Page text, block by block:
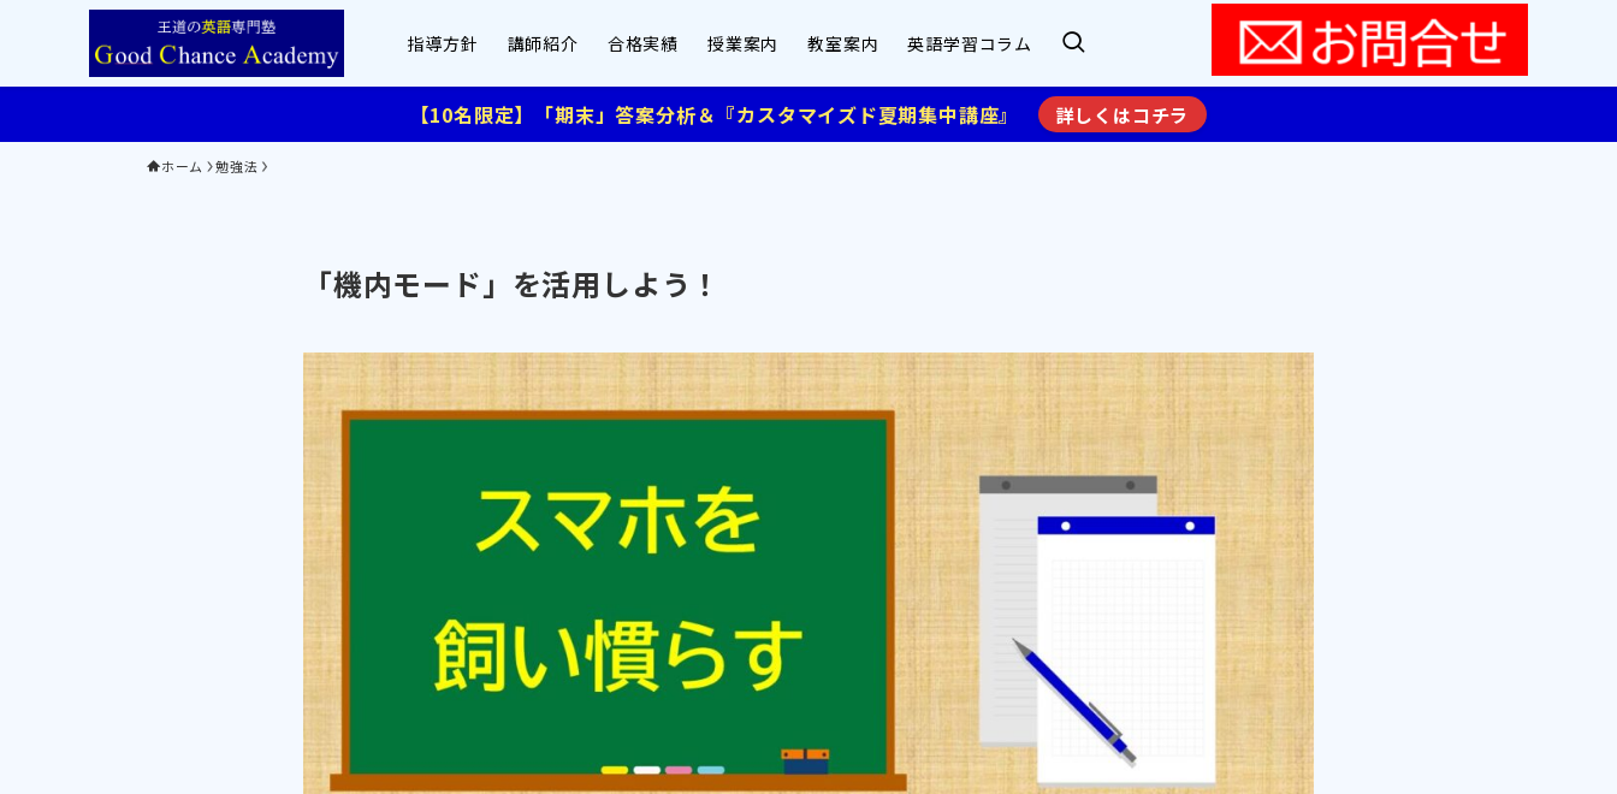
指導方針 講師紹介 合格実績 授業案内 教室案内 英語学習コラム
【10名限定】「期末」答案分析＆『カスタマイズド夏期集中講座』 詳しくはコチラ
ホーム 勉強法
「機内モード」を活用しよう！